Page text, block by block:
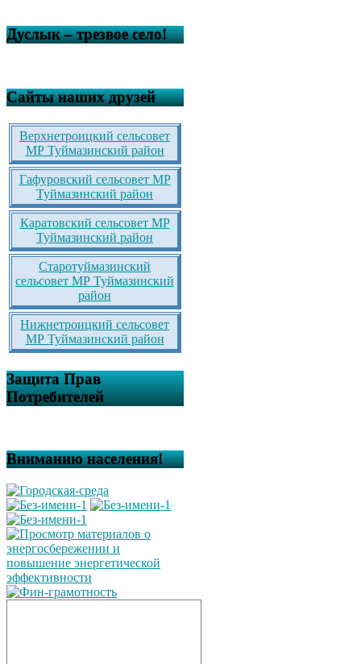
Дуслык – трезвое село!
Сайты наших друзей
Верхнетроицкий сельсовет
МР Туймазинский район
Гафуровский сельсовет МР
Туймазинский район
Каратовский сельсовет МР
Туймазинский район
Старотуймазинский
сельсовет МР Туймазинский
район
Нижнетроицкий сельсовет
МР Туймазинский район
Защита Прав
Потребителей
Вниманию населения!